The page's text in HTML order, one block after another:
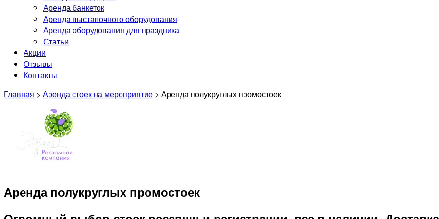
Аренда банкеток
Аренда выставочного оборудования
Аренда оборудования для праздника
Статьи
Акции
Отзывы
Контакты
Главная > Аренда стоек на мероприятие > Аренда полукруглых промостоек
Аренда полукруглых промостоек